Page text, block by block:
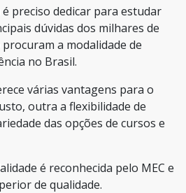
preciso dedicar para estudar
dúvidas dos milhares de
a modalidade de
no Brasil.
várias vantagens para o
outra a flexibilidade de
das opções de cursos e
é reconhecida pelo MEC e
de qualidade.